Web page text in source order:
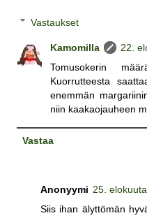
Vastaukset
Kamomilla
22.
Tomusokerin
Kuorrutteesta
enemmän
niin kaakaojauheen
Vastaa
Anonyymi 25.
Siis ihan älyttömän